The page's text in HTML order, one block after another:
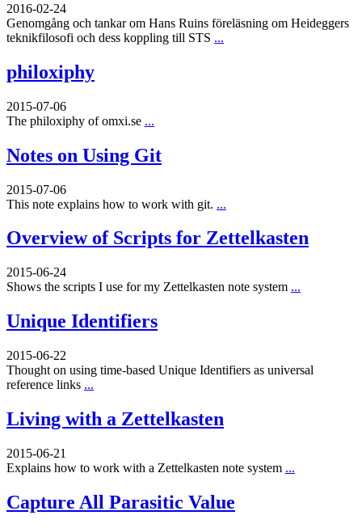
2016-02-24
Genomgång och tankar om Hans Ruins föreläsning om Heideggers
teknikfilosofi och dess koppling till STS ...
philoxiphy
2015-07-06
The philoxiphy of omxi.se ...
Notes on Using Git
2015-07-06
This note explains how to work with git. ...
Overview of Scripts for Zettelkasten
2015-06-24
Shows the scripts I use for my Zettelkasten note system ...
Unique Identifiers
2015-06-22
Thought on using time-based Unique Identifiers as universal
reference links ...
Living with a Zettelkasten
2015-06-21
Explains how to work with a Zettelkasten note system ...
Capture All Parasitic Value